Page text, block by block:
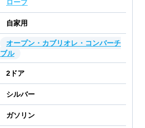
ローブ
自家用
オープン・カブリオレ・コンバーチ
ブル
2 ドア
シルバー
ガソリン